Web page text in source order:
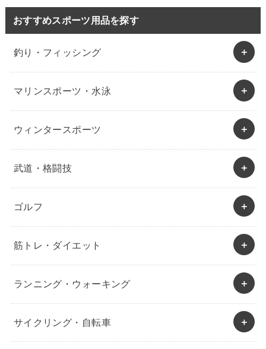
おすすめスポーツ用品を探す
釣り・フィッシング
マリンスポーツ・水泳
ウィンタースポーツ
武道・格闘技
ゴルフ
筋トレ・ダイエット
ランニング・ウォーキング
サイクリング・自転車